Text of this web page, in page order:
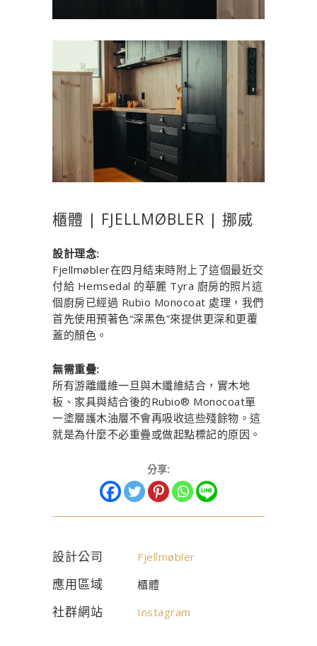
櫃體 | FJELLMØBLER | 挪威
設計理念:
Fjellmøbler在四月結束時附上了這個最近交
付給 Hemsedal 的華麗 Tyra 廚房的照片這
個廚房已經過 Rubio Monocoat 處理，我們
首先使用預著色“深黑色”來提供更深和更覆
蓋的顏色。
無需重疊:
所有游離纖維一旦與木纖維結合，實木地
板、家具與結合後的Rubio® Monocoat單
一塗層護木油層不會再吸收這些殘餘物。這
就是為什麼不必重疊或做起點標記的原因。
分享:
設計公司 Fjellmøbler
應用區域 櫃體
社群網站 Instagram